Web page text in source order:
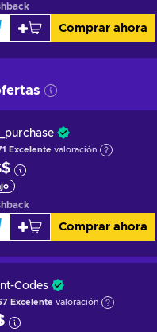
Comprar ahora
Excelente valoración
Comprar ahora
Codes
Excelente valoración